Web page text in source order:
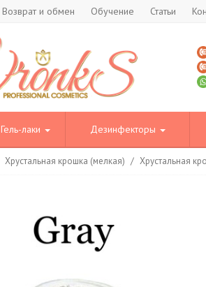
Возврат и обмен Обучение Статьи
Гель-лаки Дезинфекторы
Хрустальная крошка (мелкая) / Хрустальная